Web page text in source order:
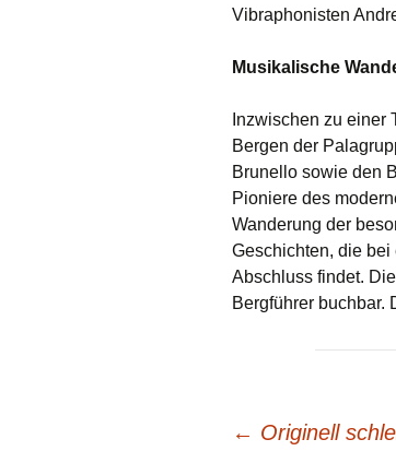
Vibraphonisten
Musikalische
Inzwischen zu einer
Bergen der
Brunello sowie den
Pioniere des
Wanderung der
Geschichten, die bei
Abschluss findet.
Bergführer buchbar.
← Originell